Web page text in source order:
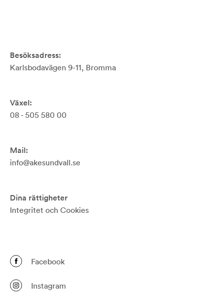
Besöksadress:
Karlsbodavägen 9-11, Bromma
Växel:
08 - 505 580 00
Mail:
info@akesundvall.se
Dina rättigheter
Integritet och Cookies
Facebook
Instagram